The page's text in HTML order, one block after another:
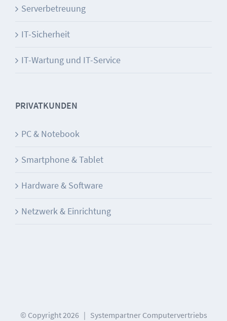
Serverbetreuung
IT-Sicherheit
IT-Wartung und IT-Service
PRIVATKUNDEN
PC & Notebook
Smartphone & Tablet
Hardware & Software
Netzwerk & Einrichtung
© Copyright 2026 | Systempartner Computervertriebs